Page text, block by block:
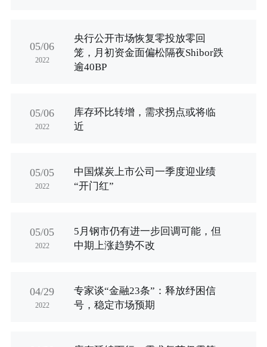
05/06
2022
央行公开市场恢复零投放零回
笼，月初资金面偏松隔夜Shibor跌
逾40BP
05/06
2022
库存环比转增，需求拐点或将临
近
05/05
2022
中国煤炭上市公司一季度迎业绩
“开门红”
05/05
2022
5月钢市仍有进一步回调可能，但
中期上涨趋势不改
04/29
2022
专家谈“金融23条”：释放纾困信
号，稳定市场预期